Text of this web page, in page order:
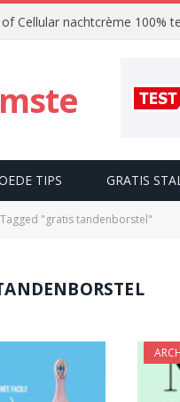
Cellular nachtcrème 100%
TIPS GRATIS
"gratis tandenborstel"